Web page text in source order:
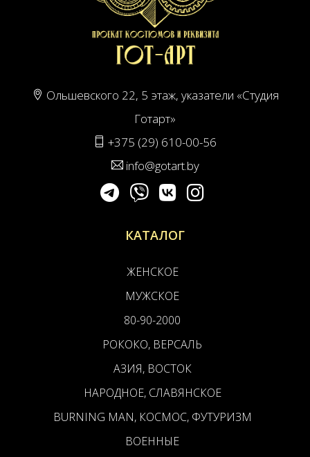
Ольшевского 22, 5 этаж, указатели «Студия
Готарт»
+375 (29) 610-00-56
info@gotart.by
КАТАЛОГ
ЖЕНСКОЕ
МУЖСКОЕ
80-90-2000
РОКОКО, ВЕРСАЛЬ
АЗИЯ, ВОСТОК
НАРОДНОЕ, СЛАВЯНСКОЕ
BURNING MAN, КОСМОС, ФУТУРИЗМ
ВОЕННЫЕ